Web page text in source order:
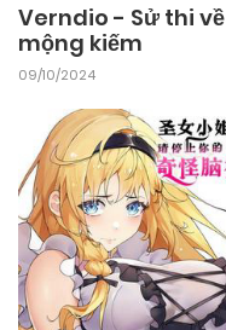
Verndio - Sử thi về
mộng kiếm
09/10/2024